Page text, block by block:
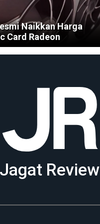
Naikkan Harga
Card Radeon
Jagat Review